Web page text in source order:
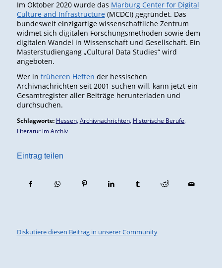
Im Oktober 2020 wurde das Marburg Center for Digital
Culture and Infrastructure (MCDCI) gegründet. Das
bundesweit einzigartige wissenschaftliche Zentrum
widmet sich digitalen Forschungsmethoden sowie dem
digitalen Wandel in Wissenschaft und Gesellschaft. Ein
Masterstudiengang „Cultural Data Studies“ wird
angeboten.
Wer in früheren Heften der hessischen
Archivnachrichten seit 2001 suchen will, kann jetzt ein
Gesamtregister aller Beiträge herunterladen und
durchsuchen.
Schlagworte: Hessen, Archivnachrichten, Historische Berufe
Literatur im Archiv
Eintrag teilen
Diskutiere diesen Beitrag in unserer Community